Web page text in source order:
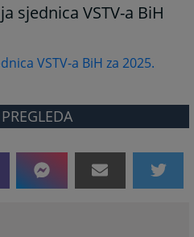
sjednica VSTV-a BiH
VSTV-a BiH za 2025.